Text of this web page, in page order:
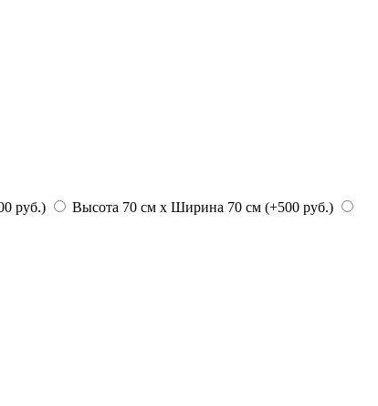
руб.)
Высота 70 см х Ширина 70 см (+500 руб.)